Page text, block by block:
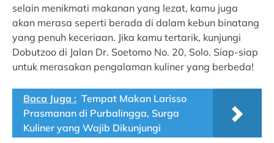
selain menikmati makanan yang lezat, kamu juga
akan merasa seperti berada di dalam kebun binatang
yang penuh keceriaan. Jika kamu tertarik, kunjungi
Dobutzoo di Jalan Dr. Soetomo No. 20, Solo. Siap-siap
untuk merasakan pengalaman kuliner yang berbeda!
Baca Juga : Tempat Makan Larisso
Prasmanan di Purbalingga, Surga
Kuliner yang Wajib Dikunjungi